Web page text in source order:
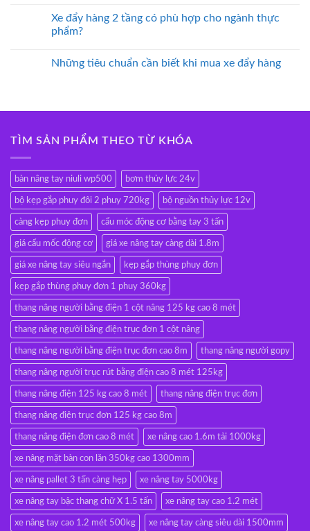
Xe đẩy hàng 2 tầng có phù hợp cho ngành thực
phẩm?
Những tiêu chuẩn cần biết khi mua xe đẩy hàng
TÌM SẢN PHẨM THEO TỪ KHÓA
bàn nâng tay niuli wp500 bơm thủy lực 24v
bộ kẹp gắp phuy đôi 2 phuy 720kg bộ nguồn thủy lực 12v
càng kẹp phuy đơn cẩu móc động cơ bằng tay 3 tấn
giá cẩu mốc động cơ giá xe nâng tay càng dài 1.8m
giá xe nâng tay siêu ngắn kẹp gắp thùng phuy đơn
kẹp gắp thùng phuy đơn 1 phuy 360kg
thang nâng người bằng điện 1 cột nâng 125 kg cao 8 mét
thang nâng người bằng điện trục đơn 1 cột nâng
thang nâng người bằng điện trục đơn cao 8m thang nâng người gopy
thang nâng người trục rút bằng điện cao 8 mét 125kg
thang nâng điện 125 kg cao 8 mét thang nâng điện trục đơn
thang nâng điện trục đơn 125 kg cao 8m
thang nâng điện đơn cao 8 mét xe nâng cao 1.6m tải 1000kg
xe nâng mặt bàn con lăn 350kg cao 1300mm
xe nâng pallet 3 tấn càng hẹp xe nâng tay 5000kg
xe nâng tay bậc thang chữ X 1.5 tấn xe nâng tay cao 1.2 mét
xe nâng tay cao 1.2 mét 500kg xe nâng tay càng siêu dài 1500mm